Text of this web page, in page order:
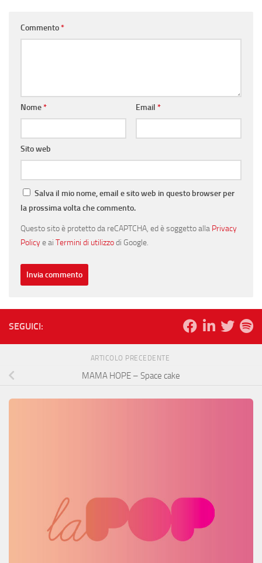
Commento*
Nome* Email *
Sito web
Salva il mio nome, email e sito web in questo browser per
la prossima volta che commento.
Questo sito è protetto da reCAPTCHA, ed è soggetto alla Privacy
Policye ai Termini di utilizzodi Google.
SEGUICI:
ARTICOLO PRECEDENTE
MAMA HOPE – Space cake